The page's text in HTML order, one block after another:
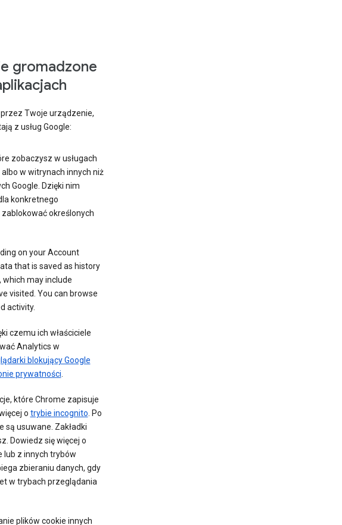
gromadzone
Twoje urządzenie,
z usług Google:
zobaczysz w usługach
w witrynach innych niż
Google. Dzięki nim
konkretnego
określonych
on your Account
that is saved as history
which may include
visited. You can browse
activity.
czemu ich właściciele
Analytics w
blokujący Google
prywatności.
które Chrome zapisuje
o trybie incognito. Po
są usuwane. Zakładki
Dowiedz się więcej o
lub z innych trybów
zbieraniu danych, gdy
w trybach przeglądania
plików cookie innych